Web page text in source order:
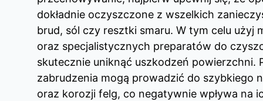
dokładnie oczyszczone z wszelkich
brud, sól czy resztki smaru. W tym celu użyj
oraz specjalistycznych preparatów do
skutecznie uniknąć uszkodzeń powierzchni.
zabrudzenia mogą prowadzić do szybkiego
oraz korozji felg, co negatywnie wpływa na